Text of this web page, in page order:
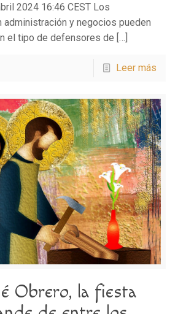
2024 16:46 CEST Los
administración y negocios pueden
el tipo de defensores de […]
Leer más
Obrero, la fiesta